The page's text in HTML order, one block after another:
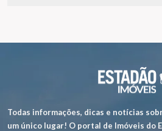
Todas informações, dicas e notícias
um único lugar! O portal de Imóveis do